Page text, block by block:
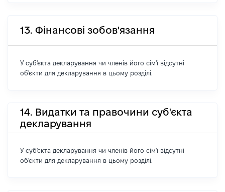
13. Фінансові зобов'язання
У суб'єкта декларування чи членів його сім'ї відсутні
об'єкти для декларування в цьому розділі.
14. Видатки та правочини суб'єкта
декларування
У суб'єкта декларування чи членів його сім'ї відсутні
об'єкти для декларування в цьому розділі.